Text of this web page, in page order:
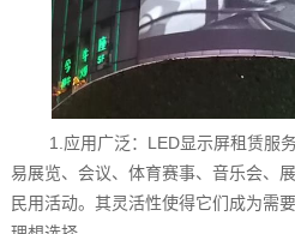
1.应用广泛：LED显示屏租赁服
易展览、会议、体育赛事、音乐会、
民用活动。其灵活性使得它们成为需